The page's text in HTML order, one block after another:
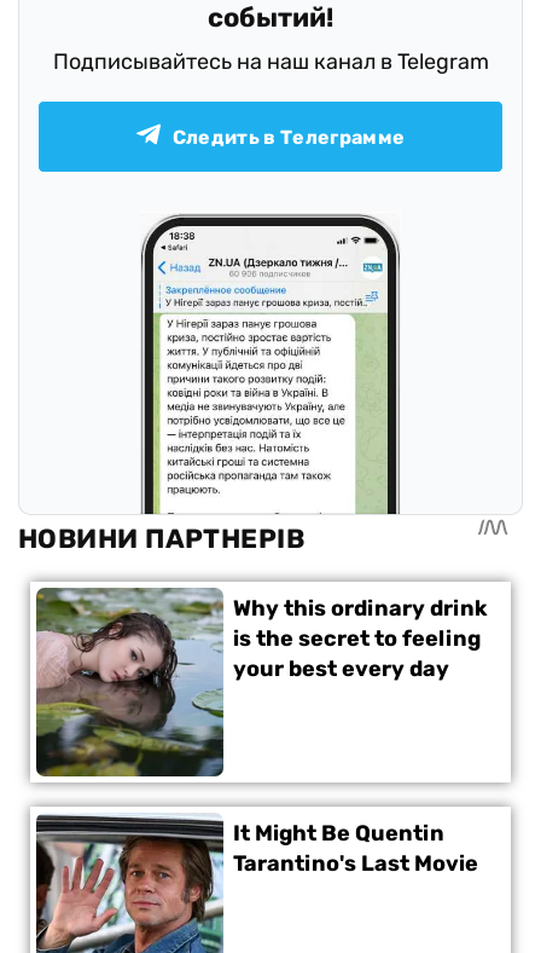
событий!
Подписывайтесь на наш канал в Telegram
Следить в Телеграмме